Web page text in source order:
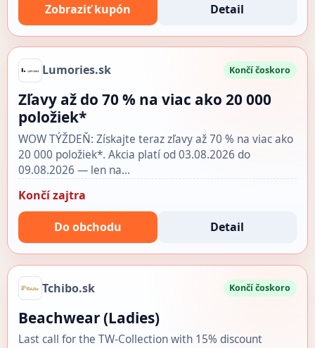
Zobraziť kupón Detail
Lumories.sk Končí čoskoro
Zľavy až do 70 % na viac ako 20 000
položiek*
WOW TÝŽDEŇ: Získajte teraz zľavy až 70 % na viac ako
20 000 položiek*. Akcia platí od 03.08.2026 do
09.08.2026 — len na…
Končí zajtra
Do obchodu Detail
Tchibo.sk Končí čoskoro
Beachwear (Ladies)
Last call for the TW-Collection with 15% discount